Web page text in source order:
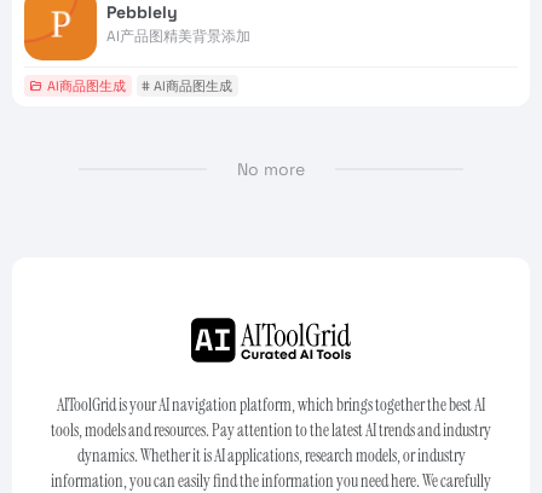
Pebblely
AI产品图精美背景添加
AI商品图生成 # AI商品图生成
No more
AIToolGrid is your AI navigation platform, which brings together the best AI
tools, models and resources. Pay attention to the latest AI trends and industry
dynamics. Whether it is AI applications, research models, or industry
information, you can easily find the information you need here. We carefully